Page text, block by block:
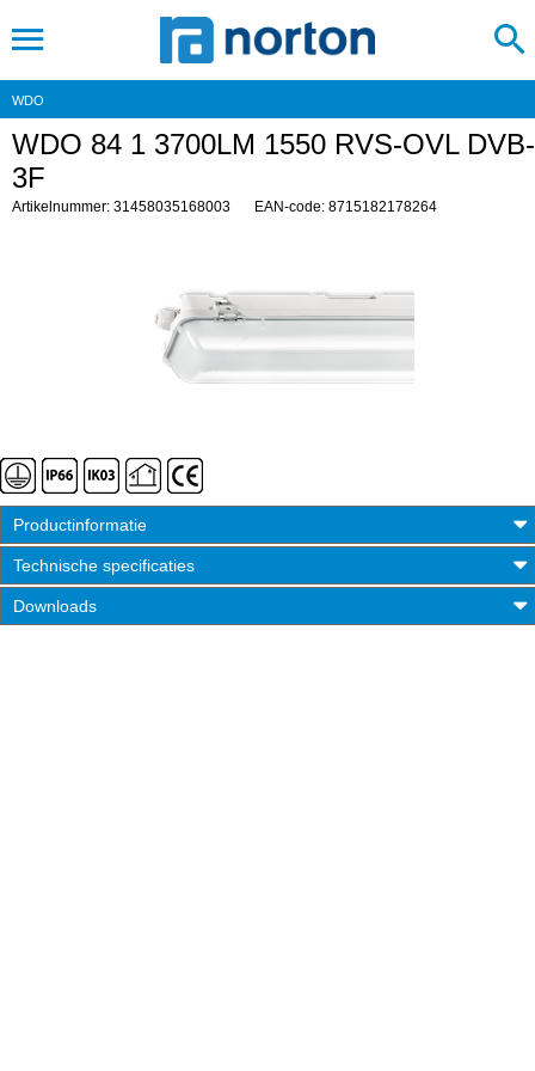
WDO
WDO 84 1 3700LM 1550 RVS-OVL DVB-
3F
Artikelnummer: 31458035168003 EAN-code: 8715182178264
Productinformatie
Technische specificaties
Downloads